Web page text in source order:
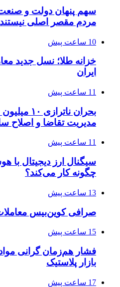
سهم پنهان دولت و صنعت
مردم مقصر اصلی
10 ساعت پیش
خزانه طلا؛ نسل جدید
ایران
11 ساعت پیش
بحران
مدیریت تقاضا و اصلاح
11 ساعت پیش
سیگنال ارز دیجیتال
چگونه کار می‌کند؟
13 ساعت پیش
صرافی کوین‌بیس معاملات ۶ رمزارز را متوقف
15 ساعت پیش
فشار هم‌زمان گرانی مواد
بازار پلاستیک
17 ساعت پیش